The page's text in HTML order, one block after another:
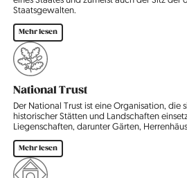
Staatsgewalten.
Mehr lesen
National Trust
Der National Trust ist eine Organisation, die
historischer Stätten und Landschaften
Liegenschaften, darunter Gärten,
Mehr lesen